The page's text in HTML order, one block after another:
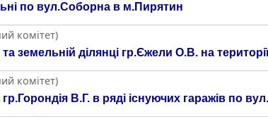
по вул.Соборна в м.Пирятин
комітет)
ділянці гр.Єжели О.В. на
комітет)
В.Г. в ряді існуючих гаражів по